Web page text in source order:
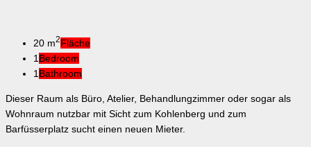
20 m2Fläche
1 Bedroom
1 Bathroom
Dieser Raum als Büro, Atelier, Behandlungzimmer oder sogar als
Wohnraum nutzbar mit Sicht zum Kohlenberg und zum
Barfüsserplatz sucht einen neuen Mieter.